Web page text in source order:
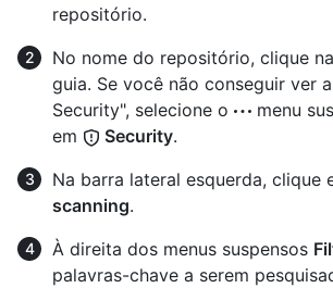
repositório.
No nome do repositório, clique na
guia. Se você não conseguir ver
Security", selecione o
menu
em
Security.
Na barra lateral esquerda, clique
scanning.
À direita dos menus suspensos
palavras-chave a serem